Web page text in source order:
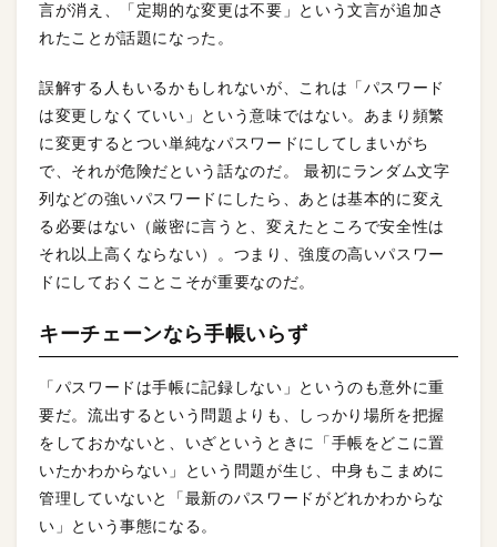
言が消え、「定期的な変更は不要」という文言が追加さ
れたことが話題になった。
誤解する人もいるかもしれないが、これは「パスワード
は変更しなくていい」という意味ではない。あまり頻繁
に変更するとつい単純なパスワードにしてしまいがち
で、それが危険だという話なのだ。 最初にランダム文字
列などの強いパスワードにしたら、あとは基本的に変え
る必要はない（厳密に言うと、変えたところで安全性は
それ以上高くならない）。つまり、強度の高いパスワー
ドにしておくことこそが重要なのだ。
キーチェーンなら手帳いらず
「パスワードは手帳に記録しない」というのも意外に重
要だ。流出するという問題よりも、しっかり場所を把握
をしておかないと、いざというときに「手帳をどこに置
いたかわからない」という問題が生じ、中身もこまめに
管理していないと「最新のパスワードがどれかわからな
い」という事態になる。